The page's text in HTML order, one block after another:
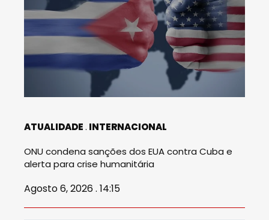
ATUALIDADE INTERNACIONAL
ONU condena sanções dos EUA contra Cuba e
alerta para crise humanitária
Agosto 6, 2026 . 14:15